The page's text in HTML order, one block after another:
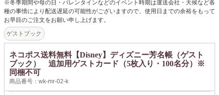
※冬季期間や母の日・バレンタインなどのイベント時期は運送会社・天候など各
種の事情により配送遅延の可能性がございますので、使用日までの余裕をもって
お早目のご注文をお願い申し上げます。
ゲストブック
ネコポス送料無料【Disney】ディズニー芳名帳（ゲスト
ブック） 追加用ゲストカード（5枚入り・100名分）※
同梱不可
商品番号：wk-mr-02-k